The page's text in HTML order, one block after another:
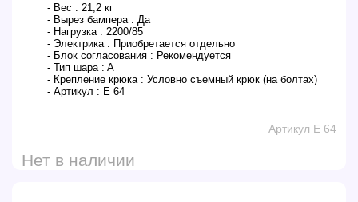
- Вес : 21,2 кг
- Вырез бампера : Да
- Нагрузка : 2200/85
- Электрика : Приобретается отдельно
- Блок согласования : Рекомендуется
- Тип шара : A
- Крепление крюка : Условно съемный крюк (на болтах)
- Артикул : E 64
Артикул E 64
Нет в наличии